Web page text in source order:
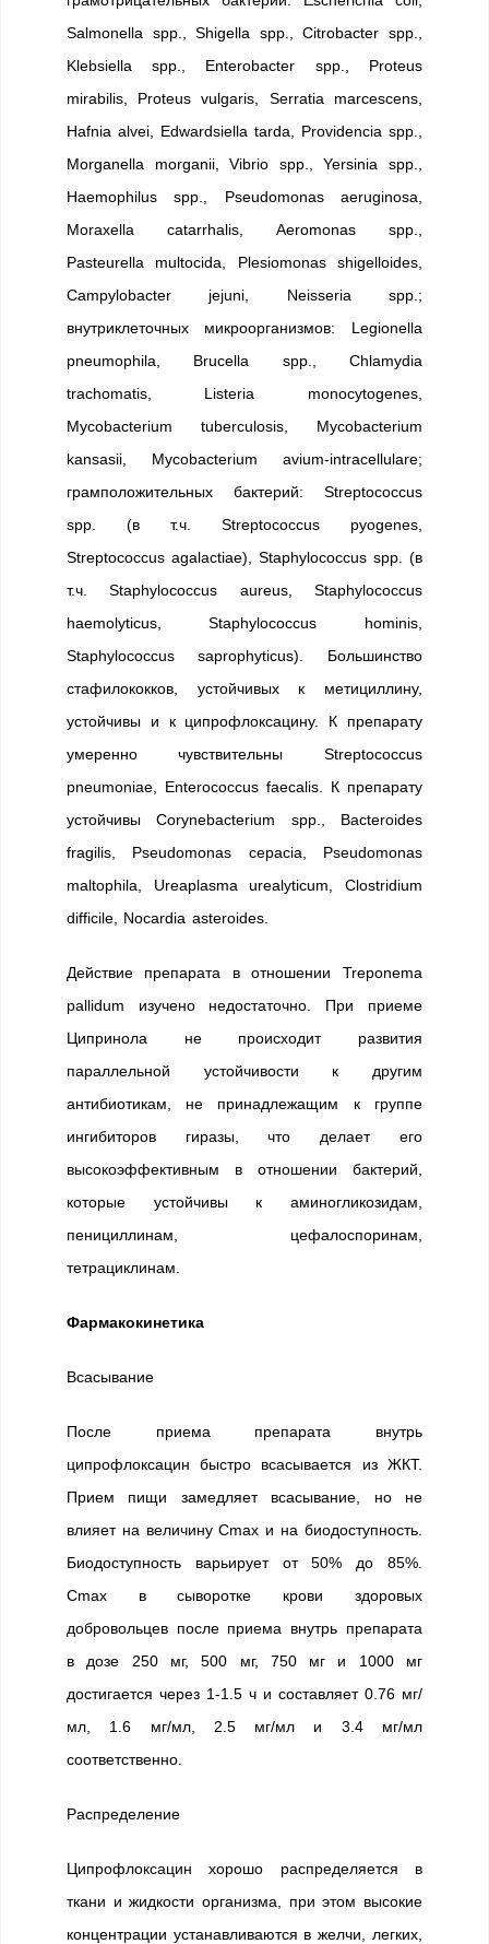
Salmonella spp., Shigella spp., Citrobacter spp.,
Klebsiella spp., Enterobacter spp., Proteus
mirabilis, Proteus vulgaris, Serratia marcescens,
Hafnia alvei, Edwardsiella tarda, Providencia spp.,
Morganella morganii, Vibrio spp., Yersinia spp.,
Haemophilus spp., Pseudomonas aeruginosa,
Moraxella catarrhalis, Aeromonas spp.,
Pasteurella multocida, Plesiomonas shigelloides,
Campylobacter jejuni, Neisseria spp.;
внутриклеточных микроорганизмов: Legionella
pneumophila, Brucella spp., Chlamydia
trachomatis, Listeria monocytogenes,
Mycobacterium tuberculosis, Mycobacterium
kansasii, Mycobacterium avium-intracellulare;
грамположительных бактерий: Streptococcus
spp. (в т.ч. Streptococcus pyogenes,
Streptococcus agalactiae), Staphylococcus spp. (в
т.ч. Staphylococcus aureus, Staphylococcus
haemolyticus, Staphylococcus hominis,
Staphylococcus saprophyticus). Большинство
стафилококков, устойчивых к метициллину,
устойчивы и к ципрофлоксацину. К препарату
умеренно чувствительны Streptococcus
pneumoniae, Enterococcus faecalis. К препарату
устойчивы Corynebacterium spp., Bacteroides
fragilis, Pseudomonas cepacia, Pseudomonas
maltophila, Ureaplasma urealyticum, Clostridium
difficile, Nocardia asteroides.
Действие препарата в отношении Treponema
pallidum изучено недостаточно. При приеме
Ципринола не происходит развития
параллельной устойчивости к другим
антибиотикам, не принадлежащим к группе
ингибиторов гиразы, что делает его
высокоэффективным в отношении бактерий,
которые устойчивы к аминогликозидам,
пенициллинам, цефалоспоринам,
тетрациклинам.
Фармакокинетика
Всасывание
После приема препарата внутрь
ципрофлоксацин быстро всасывается из ЖКТ.
Прием пищи замедляет всасывание, но не
влияет на величину Cmax и на биодоступность.
Биодоступность варьирует от 50% до 85%.
Cmax в сыворотке крови здоровых
добровольцев после приема внутрь препарата
в дозе 250 мг, 500 мг, 750 мг и 1000 мг
достигается через 1-1.5 ч и составляет 0.76 мг/
мл, 1.6 мг/мл, 2.5 мг/мл и 3.4 мг/мл
соответственно.
Распределение
Ципрофлоксацин хорошо распределяется в
ткани и жидкости организма, при этом высокие
концентрации устанавливаются в желчи, легких,